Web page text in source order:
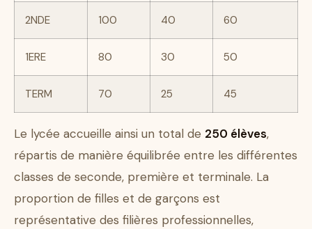
2NDE 100 40 60
1ERE 80 30 50
TERM 70 25 45
Le lycée accueille ainsi un total de 250 élèves,
répartis de manière équilibrée entre les différentes
classes de seconde, première et terminale. La
proportion de filles et de garçons est
représentative des filières professionnelles,